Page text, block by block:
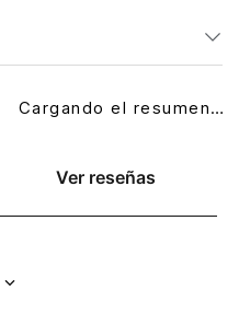
Ver reseñas
Cargando el resumen…